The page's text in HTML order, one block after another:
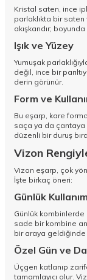
Kristal saten, ince
parlaklıkta bir
akışkandır;
Işık ve Yüzey
Yumuşak
değil, ince bir
derin görünür.
Form ve
Bu eşarp, kare
saça ya da çantaya
düzenli bir duruş
Vizon
Vizon eşarp, çok
İşte birkaç öneri:
Günlük Kullanım
Günlük
sade bir kombine
bir araya
Özel Gün ve
Üçgen katlanıp
tamamlayıcı olur.